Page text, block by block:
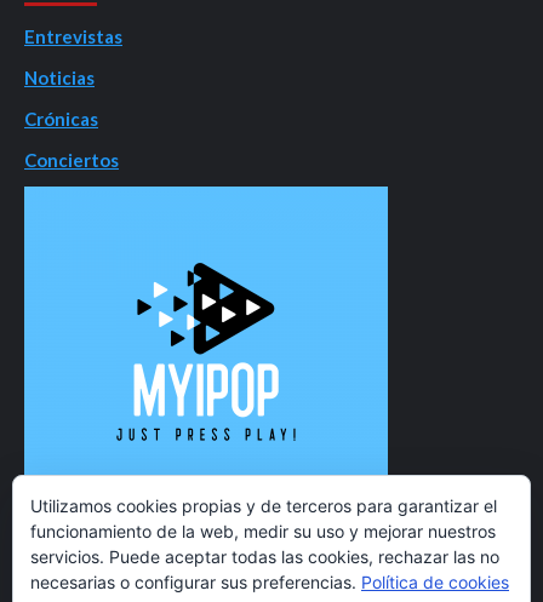
Entrevistas
Noticias
Crónicas
Conciertos
Utilizamos cookies propias y de terceros para garantizar el
funcionamiento de la web, medir su uso y mejorar nuestros
servicios. Puede aceptar todas las cookies, rechazar las no
necesarias o configurar sus preferencias. Política de cookies